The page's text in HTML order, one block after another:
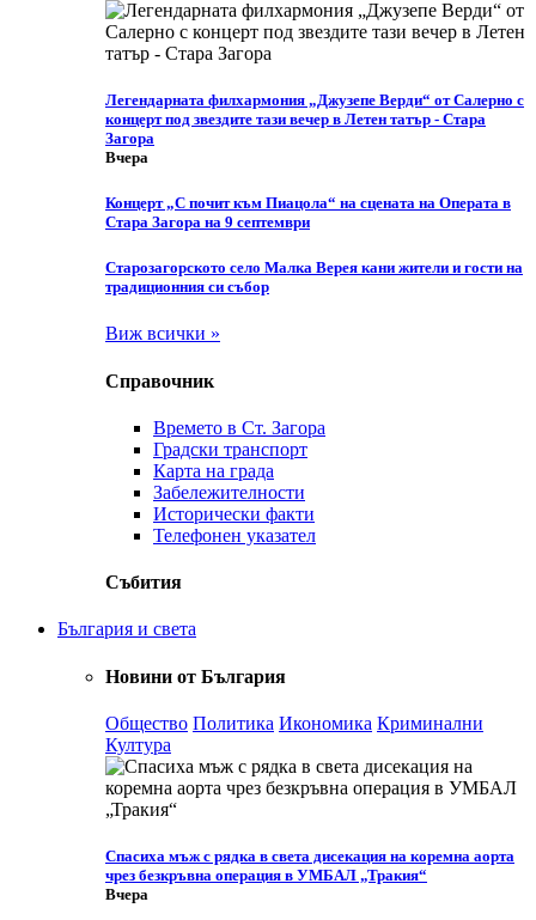
Легендарната филхармония „Джузепе Верди“ от Салерно с
концерт под звездите тази вечер в Летен татър - Стара
Загора
Вчера
Концерт „С почит към Пиацола“ на сцената на Операта в
Стара Загора на 9 септември
Старозагорското село Малка Верея кани жители и гости на
традиционния си събор
Виж всички »
Справочник
Времето в Ст. Загора
Градски транспорт
Карта на града
Забележителности
Исторически факти
Телефонен указател
Събития
България и света
Новини от България
Общество Политика Икономика Криминални
Култура
Спасиха мъж с рядка в света дисекация на коремна аорта
чрез безкръвна операция в УМБАЛ „Тракия“
Вчера